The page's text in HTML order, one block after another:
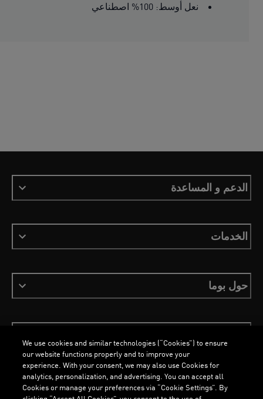
نعل أوسط: 100% اصطناعي
الدعم و المساعدة
الخدمات
حول بوما
We use cookies and similar technologies (“Cookies”) to ensure
our website functions properly and to improve your
experience. With your consent, we may also use Cookies for
analytics, personalization, and advertising. You can accept all
Cookies or manage your preferences via “Cookie Settings”. By